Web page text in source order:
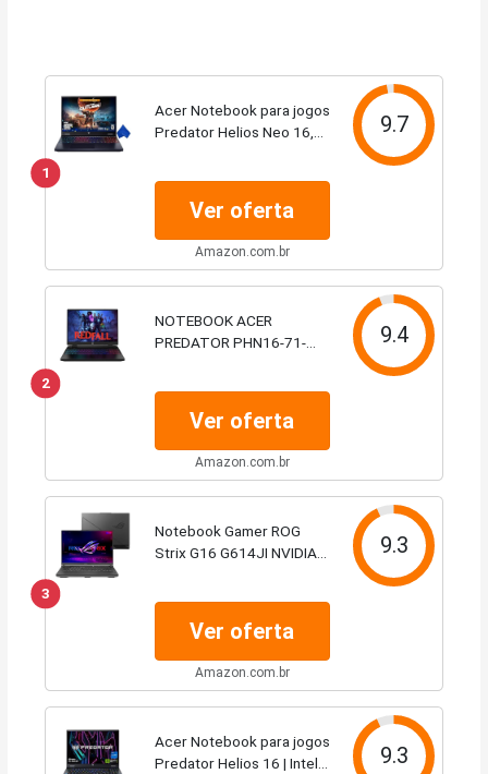
1
Acer Notebook para jogos
Predator Helios Neo 16,
de RAM, SSD de 1 TB,
gráficos GeForce...
9.7
Ver oferta
Amazon.com.br
2
NOTEBOOK ACER
PREDATOR PHN16-71-
BLACK, FHD16
9.4
Ver oferta
Amazon.com.br
3
Notebook Gamer ROG
Strix G16 G614JI NVIDIA
240Hz FHD Gray - N4440W
9.3
Ver oferta
Amazon.com.br
Acer Notebook para jogos
Predator Helios 16 | Intel
9.3